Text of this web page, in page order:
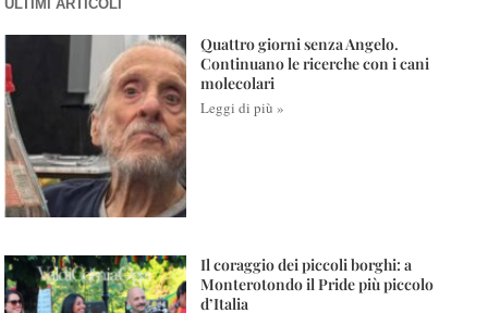
ULTIMI ARTICOLI
Quattro giorni senza Angelo.
Continuano le ricerche con i cani
molecolari
Leggi di più »
Il coraggio dei piccoli borghi: a
Monterotondo il Pride più piccolo
d’Italia